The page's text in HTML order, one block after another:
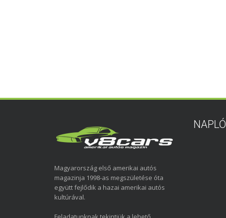
Magyarország első amerikai autós
magazinja 1998-as megszületése óta
együtt fejlődik a hazai amerikai autós
kultúrával.
NAPLÓ